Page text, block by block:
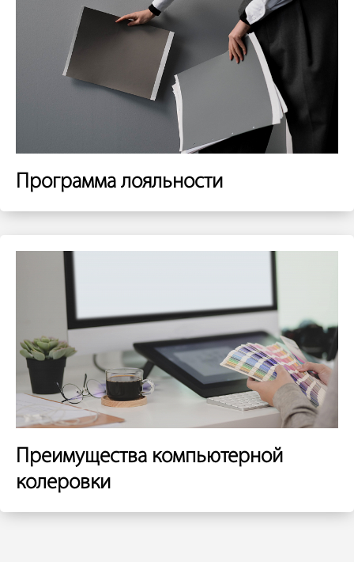
Программа лояльности
Преимущества компьютерной
колеровки